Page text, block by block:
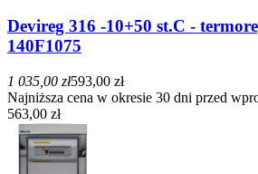
Devireg 316 -10+50 st.C -
140F1075
1 035,00 zł593,00 zł
Najniższa cena w okresie 30 dni przed
563,00 zł